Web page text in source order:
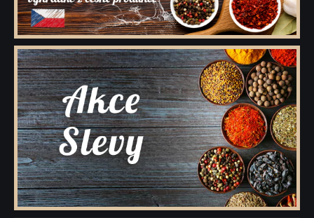
Kořenící směsi pro masnou výrobu
Minutkové šťávy a omáčky
Semena
Ovoce sušené
Polévky
Cukry a dochucovací cukry
Soli a dochucovací soli
Maďarské originální kořenící speciality
Sušené houby
Tekutá koření a dochucovadla